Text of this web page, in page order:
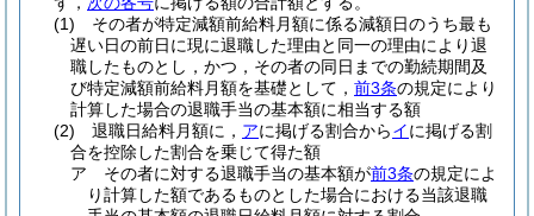
(1)
その者が特定減額前給料月額に係る減額日のうち最も
遅い日の前日に現に退職した理由と同一の理由により退
職したものとし，かつ，その者の同日までの勤続期間及
び特定減額前給料月額を基礎として， 前3条の規定により
計算した場合の退職手当の基本額に相当する額
(2)
退職日給料月額に， アに掲げる割合からイに掲げる割
合を控除した割合を乗じて得た額
ア
その者に対する退職手当の基本額が前3条の規定によ
り計算した額であるものとした場合における当該退職